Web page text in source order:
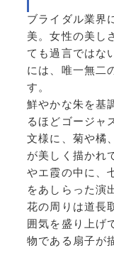
ブライダル業界
美。女性の美し
ても過言ではな
には、唯一無二
す。
鮮やかな朱を基
るほどゴージャ
文様に、菊や橘
が美しく描かれ
やエ霞の中に、
をあしらった演
花の周りは道長
囲気を盛り上げ
物である扇子が